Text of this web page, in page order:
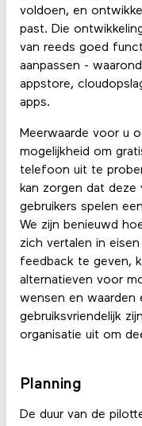
voldoen, en
past. Die
van reeds goed
aanpassen -
appstore,
apps.
Meerwaarde voor u
mogelijkheid om
telefoon uit te
kan zorgen dat deze
gebruikers spelen
We zijn benieuwd
zich vertalen in
feedback te geven,
alternatieven voor
wensen en waarden
gebruiksvriendelijk
organisatie uit om
Planning
De duur van de